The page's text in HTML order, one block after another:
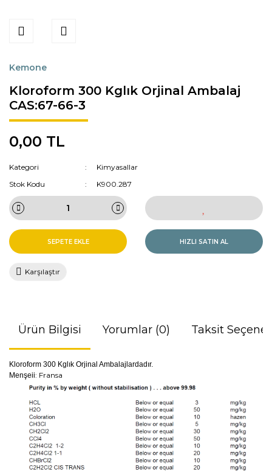
Kemone
Kloroform 300 Kglık Orjinal Ambalaj
CAS:67-66-3
0,00 TL
Kategori
Kimyasallar
Stok Kodu
K900.287
SEPETE EKLE HIZLI SATIN AL
Karşılaştır
Ürün Bilgisi Yorumlar (0) Taksit
Kloroform 300 Kglık Orjinal Ambalajlardadır.
Menşeii: Fransa